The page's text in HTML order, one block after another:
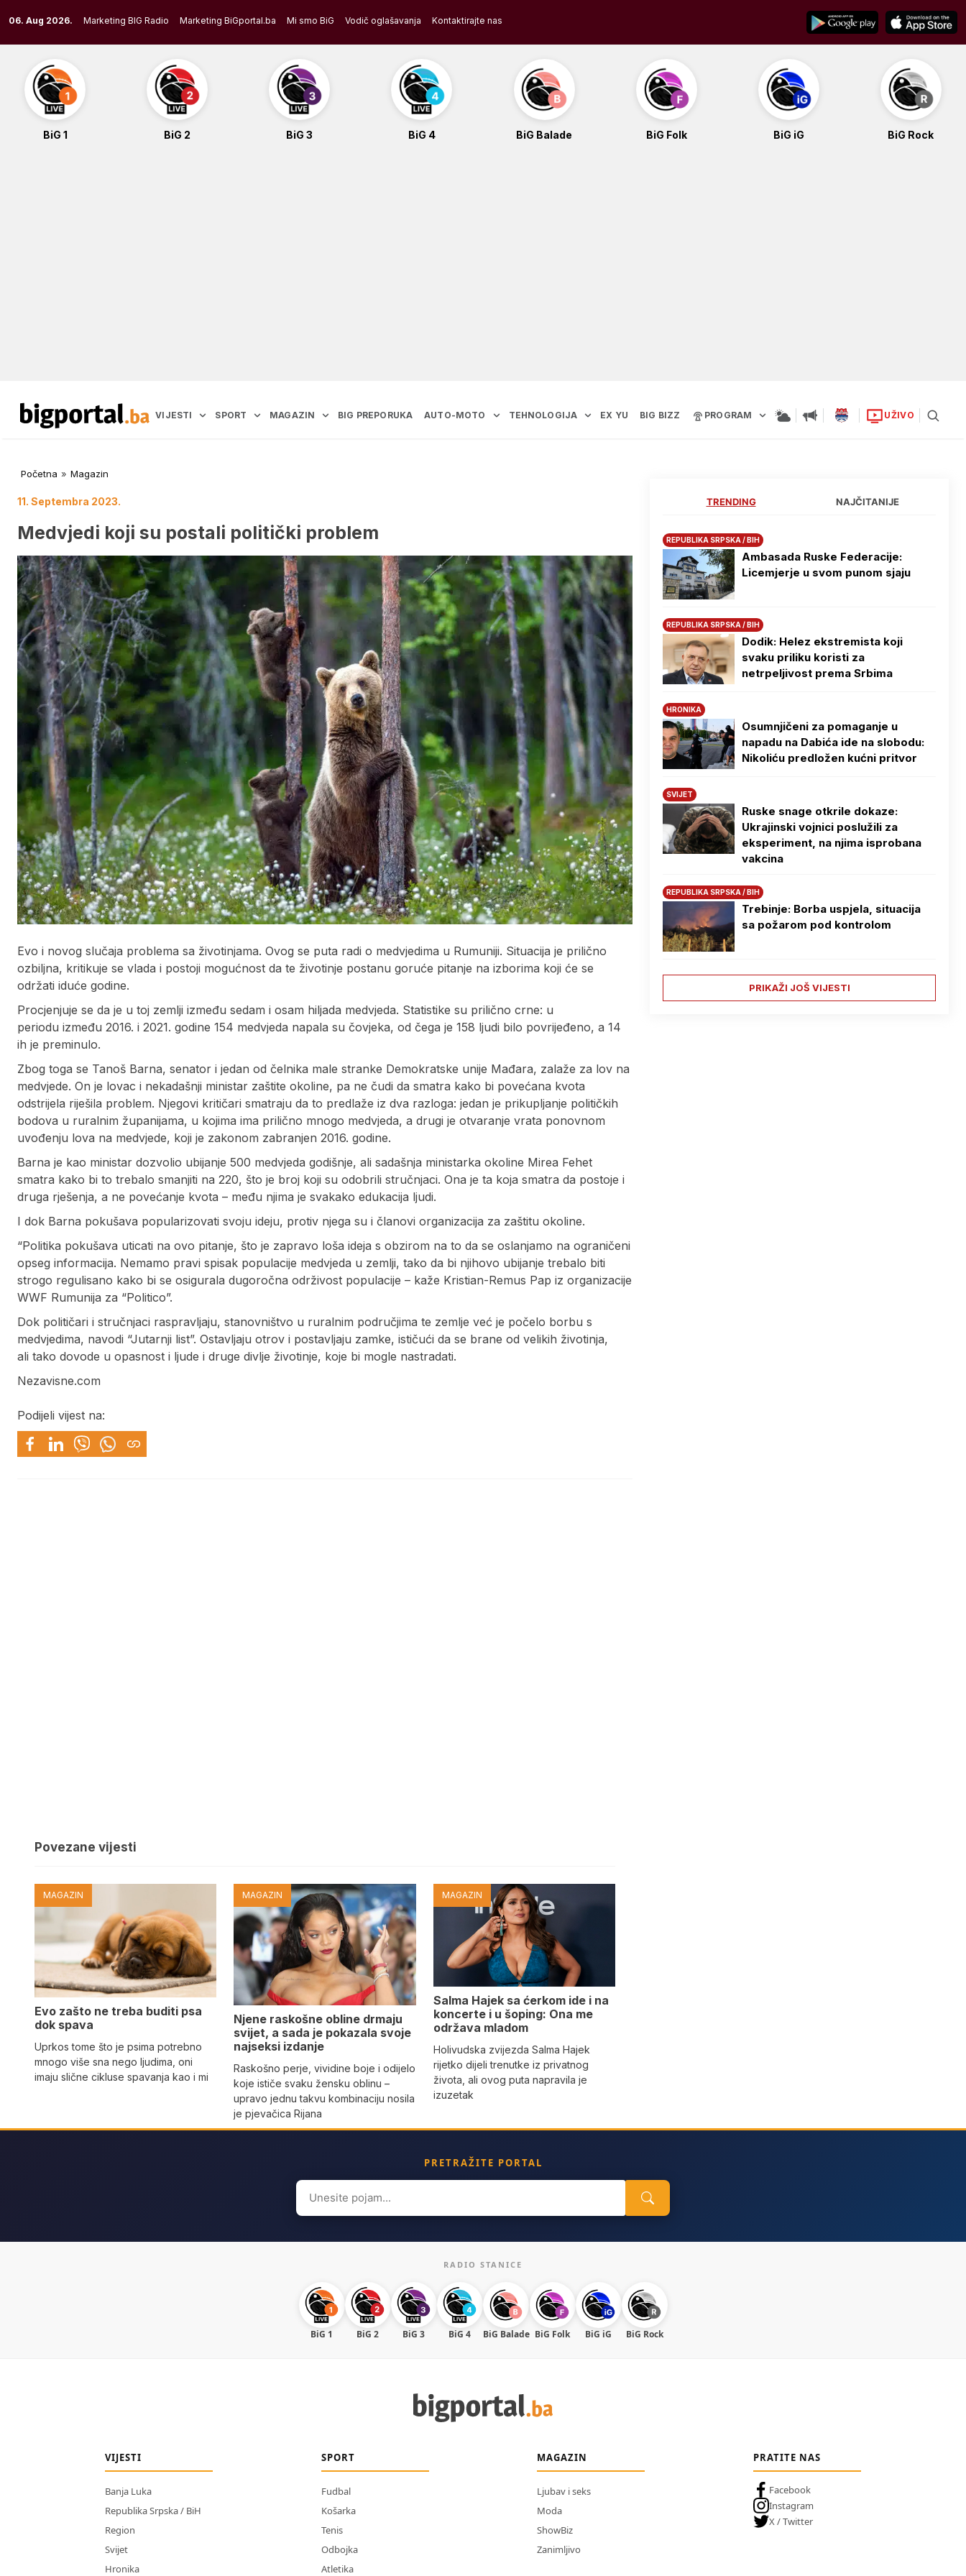
to
content
06. Aug 2026. Marketing BIG Radio Marketing BiGportal.ba Mi smo BiG Vodič oglašavanja Kontaktirajte nas
BiG 1 BiG 2 BiG 3 BiG 4 BiG Balade BiG Folk BiG iG BiG Rock
VIJESTI SPORT MAGAZIN BIG PREPORUKA AUTO-MOTO TEHNOLOGIJA EX YU BIG BIZZ PROGRAM UŽIVO
Početna » Magazin
11. Septembra 2023.
Medvjedi koji su postali politički problem
Evo i novog slučaja problema sa životinjama. Ovog se puta radi o medvjedima u Rumuniji. Situacija je prilično
ozbiljna, kritikuje se vlada i postoji mogućnost da te životinje postanu goruće pitanje na izborima koji će se
održati iduće godine.
Procjenjuje se da je u toj zemlji između sedam i osam hiljada medvjeda. Statistike su prilično crne: u
periodu između 2016. i 2021. godine 154 medvjeda napala su čovjeka, od čega je 158 ljudi bilo povrijeđeno, a 14
ih je preminulo.
Zbog toga se Tanoš Barna, senator i jedan od čelnika male stranke Demokratske unije Mađara, zalaže za lov na
medvjede. On je lovac i nekadašnji ministar zaštite okoline, pa ne čudi da smatra kako bi povećana kvota
odstrijela riješila problem. Njegovi kritičari smatraju da to predlaže iz dva razloga: jedan je prikupljanje političkih
bodova u ruralnim županijama, u kojima ima prilično mnogo medvjeda, a drugi je otvaranje vrata ponovnom
uvođenju lova na medvjede, koji je zakonom zabranjen 2016. godine.
Barna je kao ministar dozvolio ubijanje 500 medvjeda godišnje, ali sadašnja ministarka okoline Mirea Fehet
smatra kako bi to trebalo smanjiti na 220, što je broj koji su odobrili stručnjaci. Ona je ta koja smatra da postoje i
druga rješenja, a ne povećanje kvota – među njima je svakako edukacija ljudi.
I dok Barna pokušava popularizovati svoju ideju, protiv njega su i članovi organizacija za zaštitu okoline.
“Politika pokušava uticati na ovo pitanje, što je zapravo loša ideja s obzirom na to da se oslanjamo na ograničeni
opseg informacija. Nemamo pravi spisak populacije medvjeda u zemlji, tako da bi njihovo ubijanje trebalo biti
strogo regulisano kako bi se osigurala dugoročna održivost populacije – kaže Kristian-Remus Pap iz organizacije
WWF Rumunija za “Politico”.
Dok političari i stručnjaci raspravljaju, stanovništvo u ruralnim područjima te zemlje već je počelo borbu s
medvjedima, navodi “Jutarnji list”. Ostavljaju otrov i postavljaju zamke, ističući da se brane od velikih životinja,
ali tako dovode u opasnost i ljude i druge divlje životinje, koje bi mogle nastradati.
Nezavisne.com
Podijeli vijest na:
Povezane vijesti
MAGAZIN
Evo zašto ne treba buditi psa
dok spava
Uprkos tome što je psima potrebno
mnogo više sna nego ljudima, oni
imaju slične cikluse spavanja kao i mi
MAGAZIN
Njene raskošne obline drmaju
svijet, a sada je pokazala svoje
najseksi izdanje
Raskošno perje, vividine boje i odijelo
koje ističe svaku žensku oblinu –
upravo jednu takvu kombinaciju nosila
je pjevačica Rijana
MAGAZIN
Salma Hajek sa ćerkom ide i na
koncerte i u šoping: Ona me
održava mladom
Holivudska zvijezda Salma Hajek
rijetko dijeli trenutke iz privatnog
života, ali ovog puta napravila je
izuzetak
TRENDING NAJČITANIJE
REPUBLIKA SRPSKA / BIH
Ambasada Ruske Federacije:
Licemjerje u svom punom sjaju
REPUBLIKA SRPSKA / BIH
Dodik: Helez ekstremista koji
svaku priliku koristi za
netrpeljivost prema Srbima
HRONIKA
Osumnjičeni za pomaganje u
napadu na Dabića ide na slobodu:
Nikoliću predložen kućni pritvor
SVIJET
Ruske snage otkrile dokaze:
Ukrajinski vojnici poslužili za
eksperiment, na njima isprobana
vakcina
REPUBLIKA SRPSKA / BIH
Trebinje: Borba uspjela, situacija
sa požarom pod kontrolom
PRIKAŽI JOŠ VIJESTI
PRETRAŽITE PORTAL
Search
for:
RADIO STANICE
BiG 1 BiG 2 BiG 3 BiG 4 BiG Balade BiG Folk BiG iG BiG Rock
VIJESTI
Banja Luka
Republika Srpska / BiH
Region
Svijet
Hronika
SPORT
Fudbal
Košarka
Tenis
Odbojka
Atletika
MAGAZIN
Ljubav i seks
Moda
ShowBiz
Zanimljivo
PRATITE NAS
Facebook
Instagram
X / Twitter